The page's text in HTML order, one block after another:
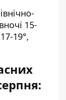
15-
19°,